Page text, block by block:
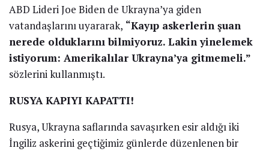
ABD Lideri Joe Biden de Ukrayna’ya giden
vatandaşlarını uyararak, “Kayıp askerlerin şuan
nerede olduklarını bilmiyoruz. Lakin yinelemek
istiyorum: Amerikalılar Ukrayna’ya gitmemeli.”
sözlerini kullanmıştı.
RUSYA KAPIYI KAPATTI!
Rusya, Ukrayna saflarında savaşırken esir aldığı iki
İngiliz askerini geçtiğimiz günlerde düzenlenen bir